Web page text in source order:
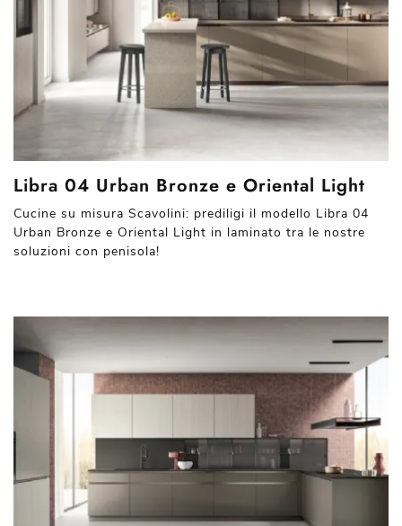
Libra 04 Urban Bronze e Oriental Light
Cucine su misura Scavolini: prediligi il modello Libra 04
Urban Bronze e Oriental Light in laminato tra le nostre
soluzioni con penisola!